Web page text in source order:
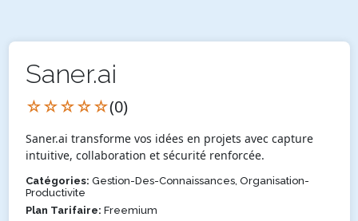
Saner.ai
☆☆☆☆☆(0)
Saner.ai transforme vos idées en projets avec capture
intuitive, collaboration et sécurité renforcée.
Catégories: Gestion-Des-Connaissances, Organisation-
Productivite
Plan Tarifaire: Freemium